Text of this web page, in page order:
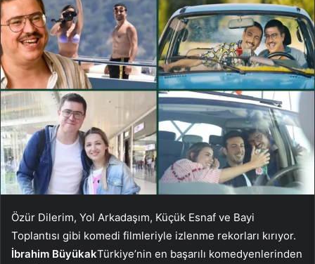
Özür Dilerim, Yol Arkadaşım, Küçük Esnaf ve Bayi
Toplantısı gibi komedi filmleriyle izlenme rekorları kırıyor.
İbrahim BüyükakTürkiye’nin en başarılı komedyenlerinden